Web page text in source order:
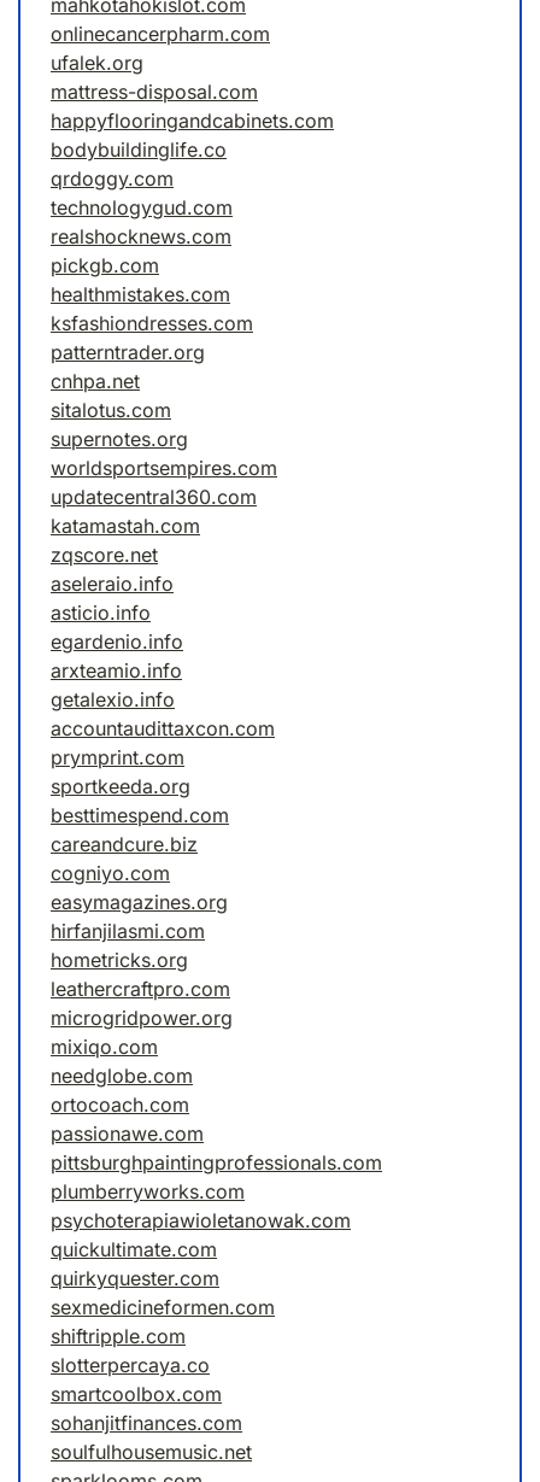
mahkotahokislot.com
onlinecancerpharm.com
ufalek.org
mattress-disposal.com
happyflooringandcabinets.com
bodybuildinglife.co
qrdoggy.com
technologygud.com
realshocknews.com
pickgb.com
healthmistakes.com
ksfashiondresses.com
patterntrader.org
cnhpa.net
sitalotus.com
supernotes.org
worldsportsempires.com
updatecentral360.com
katamastah.com
zqscore.net
aseleraio.info
asticio.info
egardenio.info
arxteamio.info
getalexio.info
accountaudittaxcon.com
prymprint.com
sportkeeda.org
besttimespend.com
careandcure.biz
cogniyo.com
easymagazines.org
hirfanjilasmi.com
hometricks.org
leathercraftpro.com
microgridpower.org
mixiqo.com
needglobe.com
ortocoach.com
passionawe.com
pittsburghpaintingprofessionals.com
plumberryworks.com
psychoterapiawioletanowak.com
quickultimate.com
quirkyquester.com
sexmedicineformen.com
shiftripple.com
slotterpercaya.co
smartcoolbox.com
sohanjitfinances.com
soulfulhousemusic.net